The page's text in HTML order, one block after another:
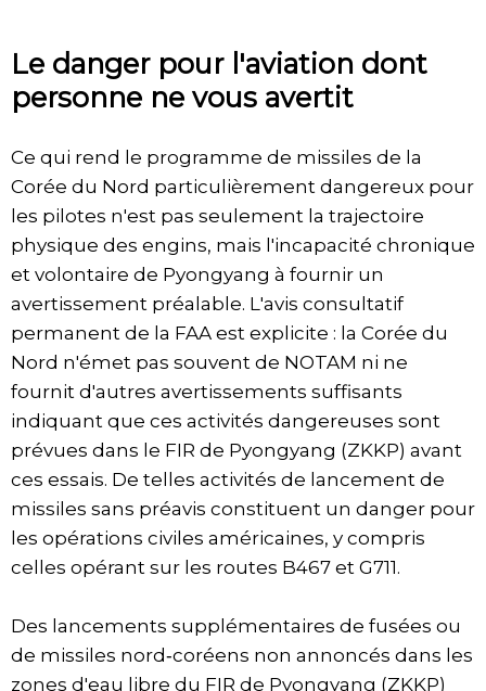
Le danger pour l'aviation dont
personne ne vous avertit
Ce qui rend le programme de missiles de la
Corée du Nord particulièrement dangereux pour
les pilotes n'est pas seulement la trajectoire
physique des engins, mais l'incapacité chronique
et volontaire de Pyongyang à fournir un
avertissement préalable. L'avis consultatif
permanent de la FAA est explicite : la Corée du
Nord n'émet pas souvent de NOTAM ni ne
fournit d'autres avertissements suffisants
indiquant que ces activités dangereuses sont
prévues dans le FIR de Pyongyang (ZKKP) avant
ces essais. De telles activités de lancement de
missiles sans préavis constituent un danger pour
les opérations civiles américaines, y compris
celles opérant sur les routes B467 et G711.
Des lancements supplémentaires de fusées ou
de missiles nord‑coréens non annoncés dans les
zones d'eau libre du FIR de Pyongyang (ZKKP)